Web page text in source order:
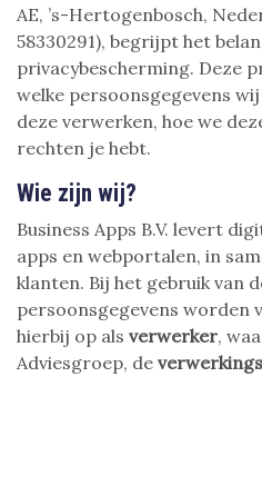
AE, ’s-Hertogenbosch,
58330291), begrijpt het
privacybescherming. Deze
welke persoonsgegevens
deze verwerken, hoe we
rechten je hebt.
Wie zijn wij?
Business Apps B.V. levert
apps en webportalen, in
klanten. Bij het gebruik van
persoonsgegevens worden
hierbij op als verwerker,
Adviesgroep, de